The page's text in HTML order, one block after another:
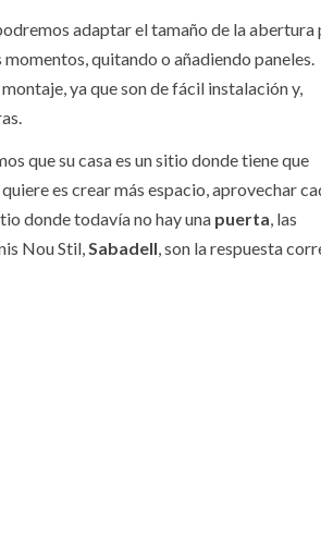
adaptar el tamaño de la abertura
quitando o añadiendo paneles.
ya que son de fácil instalación y,
que su casa es un sitio donde tiene que
es crear más espacio, aprovechar
donde todavía no hay una puerta , las
Nou Stil, Sabadell , son la respuesta